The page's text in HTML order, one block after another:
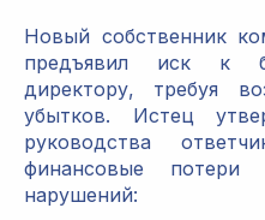
Новый собственник
предъявил иск к
директору, требуя
убытков. Истец
руководства
финансовые
нарушений: